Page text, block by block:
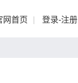
网首页 登录-注册